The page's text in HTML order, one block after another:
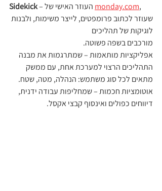
Sidekick monday.com,
שעוזר לכתוב פרומפטים, לייצר משימות, ולבנות
לוגיקות של תהליכים
מורכבים בשפה פשוטה.
אפליקציות מותאמות – שמתרגמות את מבנה
התהליכים הרצוי למערכת אחת, עם ממשק
מתאים לכל סוג משתמש: הנהלה, מטה, שטח.
אוטומציות חכמות – שמחליפות עבודה ידנית,
דיווחים כפולים ואינסוף קבצי אקסל.